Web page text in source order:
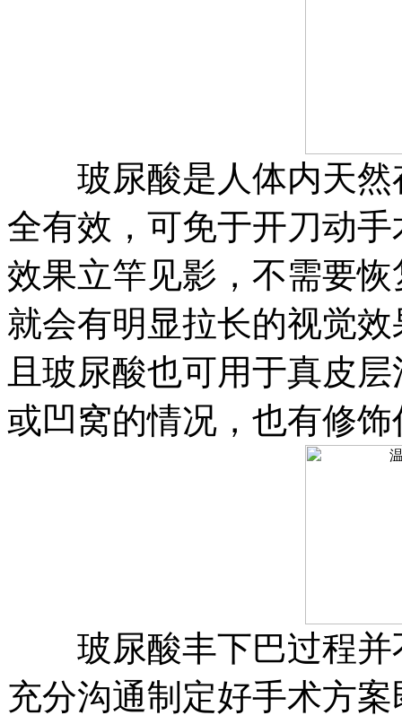
玻尿酸是人体内天然
全有效，可免于开刀动
效果立竿见影，不需要
就会有明显拉长的视觉
且玻尿酸也可用于真皮
或凹窝的情况，也有修饰
玻尿酸丰下巴过程并
充分沟通制定好手术方